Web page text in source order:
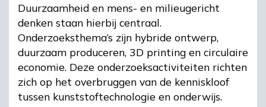
Duurzaamheid en mens- en milieugericht
denken staan hierbij centraal.
Onderzoeksthema’s zijn hybride ontwerp,
duurzaam produceren, 3D printing en circulaire
economie. Deze onderzoeksactiviteiten richten
zich op het overbruggen van de kenniskloof
tussen kunststoftechnologie en onderwijs.